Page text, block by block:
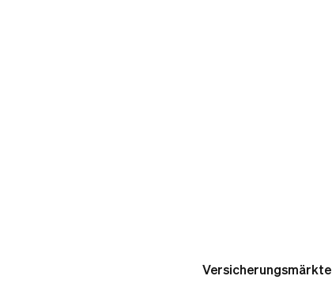
Versicherungsmärkte